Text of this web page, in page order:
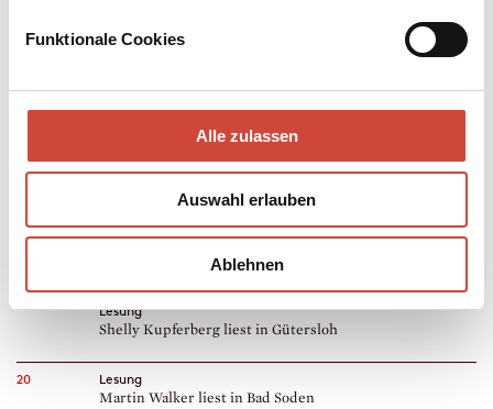
Funktionale Cookies
Alle zulassen
Auswahl erlauben
Ablehnen
Lesung
Lesung
Shelly Kupferberg liest in Mühlheim an der Ruhr
19
Lesung
Martin Walker liest in Bad Orb
Lesung
Shelly Kupferberg liest in Gütersloh
20
Lesung
Martin Walker liest in Bad Soden